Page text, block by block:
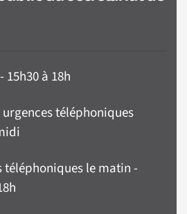
15h30 à 18h
téléphoniques
téléphoniques le matin -